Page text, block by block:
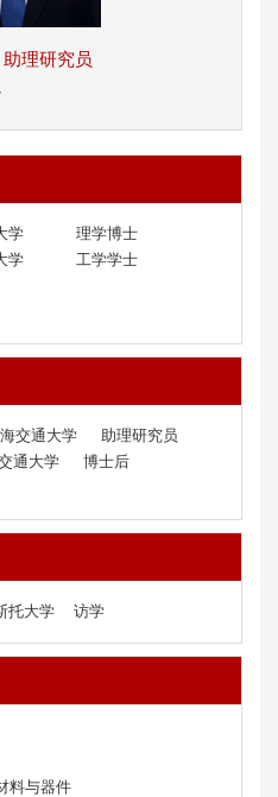
助理研究员
大学 理学博士
大学 工学学士
大学 助理研究员
通大学 博士后
大学 访学
料与器件